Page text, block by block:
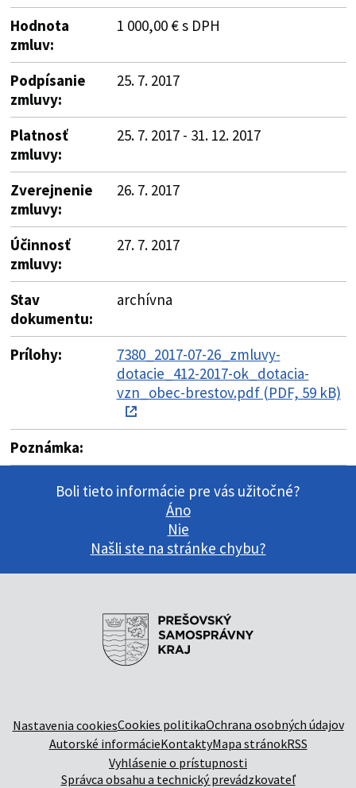
Hodnota
zmluv:
1 000,00 € s DPH
Podpísanie
zmluvy:
25. 7. 2017
Platnosť
zmluvy:
25. 7. 2017 - 31. 12. 2017
Zverejnenie
zmluvy:
26. 7. 2017
Účinnosť
zmluvy:
27. 7. 2017
Stav
dokumentu:
archívna
Prílohy:
7380_2017-07-26_zmluvy-
dotacie_412-2017-ok_dotacia-
vzn_obec-brestov.pdf (PDF, 59 kB)
Poznámka:
Boli tieto informácie pre vás užitočné?
Áno
Nie
Našli ste na stránke chybu?
Nastavenia cookiesCookies politikaOchrana osobných údajov
Autorské informácieKontaktyMapa stránokRSS
Vyhlásenie o prístupnosti
Správca obsahu a technický prevádzkovateľ